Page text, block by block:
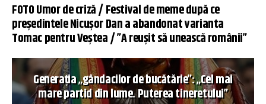
FOTO Umor de criză / Festival de meme după ce
președintele Nicușor Dan a abandonat varianta
Tomac pentru Veștea / ”A reușit să unească românii”
Generația „gândacilor de bucătărie”: „Cel mai
mare partid din lume. Puterea tineretului”